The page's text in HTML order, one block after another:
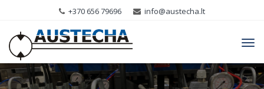
+370 656 79696 info@austecha.lt